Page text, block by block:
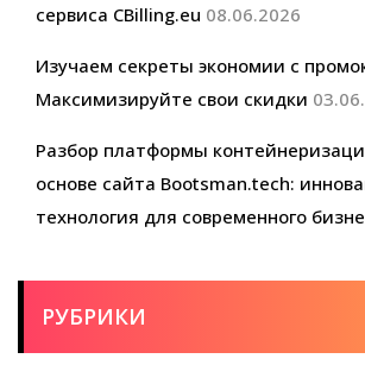
сервиса CBilling.eu 08.06.2026
Изучаем секреты экономии с
Максимизируйте свои скидки
Разбор платформы
основе сайта Bootsman.tech:
технология для современного
РУБРИКИ